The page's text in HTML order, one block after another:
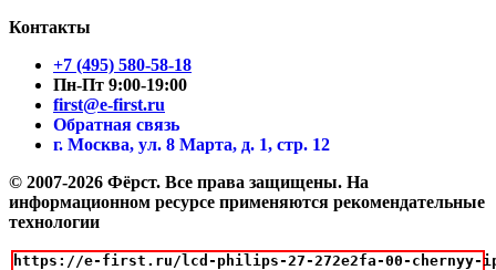
Контакты
+7 (495) 580-58-18
Пн-Пт 9:00-19:00
first@e-first.ru
Обратная связь
г. Москва, ул. 8 Марта, д. 1, стр. 12
© 2007-2026 Фёрст. Все права защищены. На
информационном ресурсе применяются рекомендательные
технологии
https://e-first.ru/lcd-philips-27-272e2fa-00-chernyy-ips-